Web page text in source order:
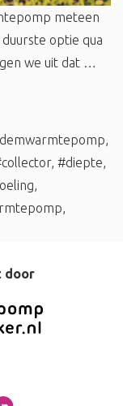
meteen
optie qua
we uit dat …
,
, #diepte,
,
,
door